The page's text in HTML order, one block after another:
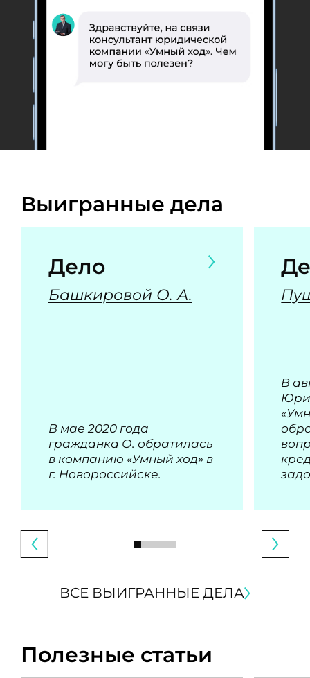
Выигранные дела
Дело
Башкировой О. А.
В мае 2020 года
гражданка О. обратилась
в компанию «Умный ход» в
г. Новороссийске.
В
ВСЕ ВЫИГРАННЫЕ ДЕЛА
Полезные статьи